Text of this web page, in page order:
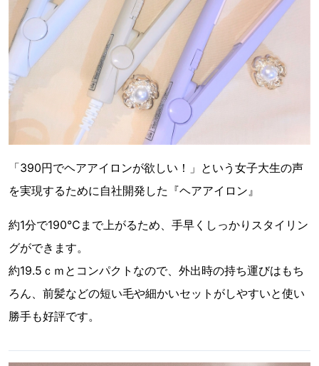
「390円でヘアアイロンが欲しい！」という女子大生の声
を実現するために自社開発した『ヘアアイロン』
約1分で190℃まで上がるため、手早くしっかりスタイリン
グができます。
約19.5ｃｍとコンパクトなので、外出時の持ち運びはもち
ろん、前髪などの短い毛や細かいセットがしやすいと使い
勝手も好評です。